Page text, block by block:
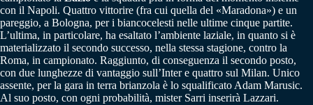
con il Napoli. Quattro vittorire (fra cui quella del «Maradona») e un
pareggio, a Bologna, per i biancocelesti nelle ultime cinque partite.
L’ultima, in particolare, ha esaltato l’ambiente laziale, in quanto si è
materializzato il secondo successo, nella stessa stagione, contro la
Roma, in campionato. Raggiunto, di conseguenza il secondo posto,
con due lunghezze di vantaggio sull’Inter e quattro sul Milan. Unico
assente, per la gara in terra brianzola è lo squalificato Adam Marusic.
Al suo posto, con ogni probabilità, mister Sarri inserirà Lazzari.